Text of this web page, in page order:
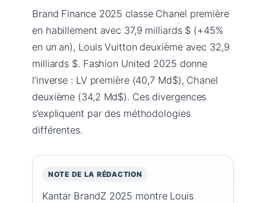
Brand Finance 2025 classe Chanel première
en habillement avec 37,9 milliards $ (+45%
en un an), Louis Vuitton deuxième avec 32,9
milliards $. Fashion United 2025 donne
l’inverse : LV première (40,7 Md$), Chanel
deuxième (34,2 Md$). Ces divergences
s’expliquent par des méthodologies
différentes.
NOTE DE LA RÉDACTION
Kantar BrandZ 2025 montre Louis